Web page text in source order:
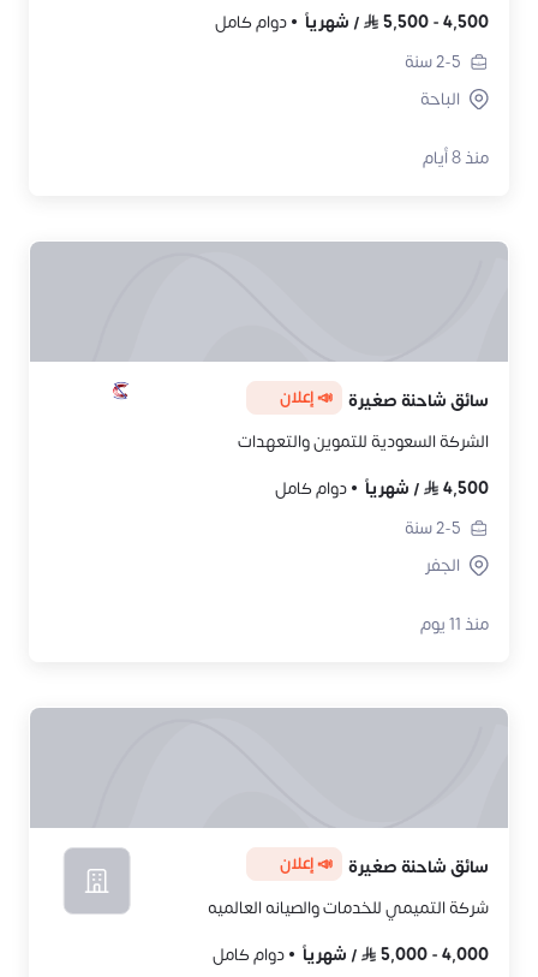
4,500
-
5,500
/ شهرياً
دوام كامل
2-5سنة
الباحة
منذ 8 أيام
سائق شاحنة صغيرة 📣 إعلان
الشركة السعودية للتموين والتعهدات
4,500
/ شهرياً
دوام كامل
2-5سنة
الجفر
منذ 11 يوم
سائق شاحنة صغيرة 📣 إعلان
شركة التميمي للخدمات والصيانه العالميه
4,000
-
5,000
/ شهرياً
دوام كامل